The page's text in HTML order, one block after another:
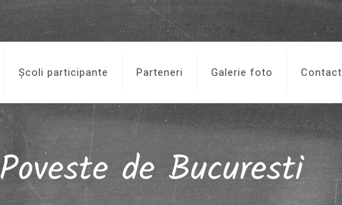
Școli participante Parteneri Galerie foto Contact
Poveste de Bucuresti